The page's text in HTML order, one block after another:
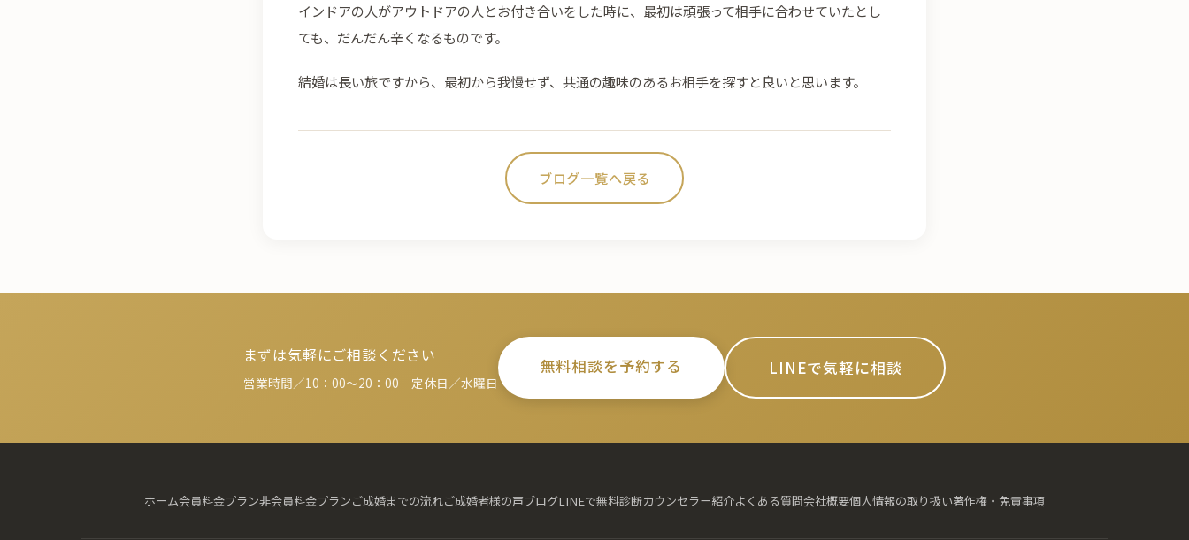
インドアの人がアウトドアの人とお付き合いをした時に、最初は頑張って相手に合わせていたとし
ても、だんだん辛くなるものです。
結婚は長い旅ですから、最初から我慢せず、共通の趣味のあるお相手を探すと良いと思います。
ブログ一覧へ戻る
まずは気軽にご相談ください
営業時間／10：00～20：00 定休日／水曜日
無料相談を予約する LINEで気軽に相談
ホーム会員料金プラン非会員料金プランご成婚までの流れご成婚者様の声ブログLINEで無料診断カウンセラー紹介よくある質問会社概要個人情報の取り扱い著作権・免責事項